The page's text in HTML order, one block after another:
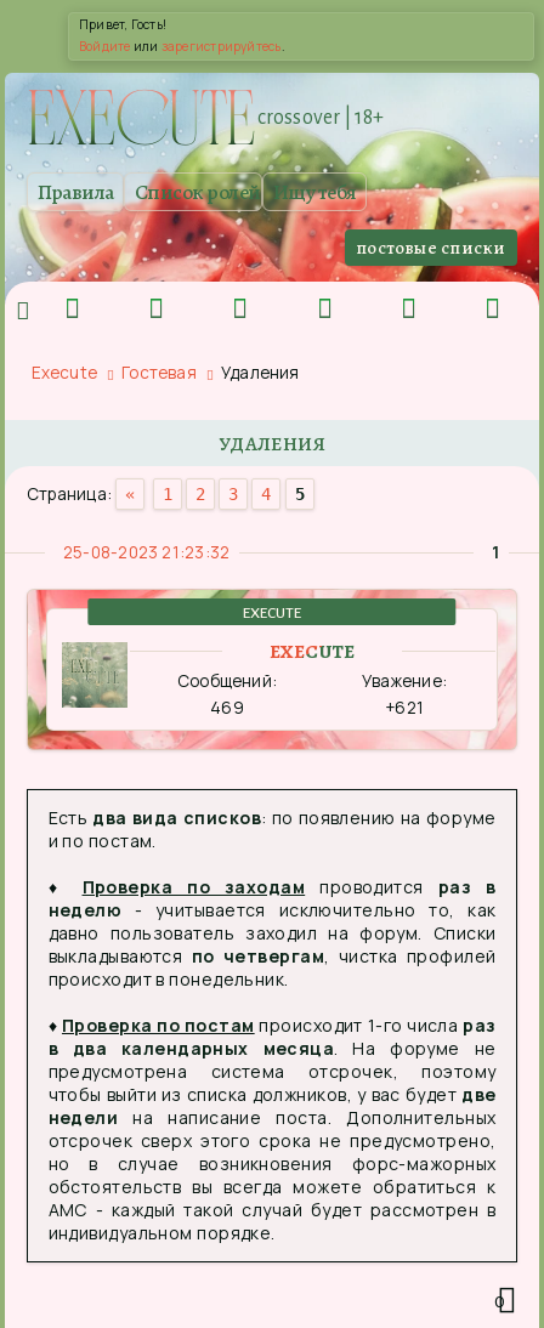
Правила Список ролей Ищу тебя
EXECUTEcrossover | 18+
постовые списки
Привет, Гость!
Войдите или зарегистрируйтесь.
Execute Гостевая Удаления
УДАЛЕНИЯ
Страница: « 1 2 3 4 5
1
25-08-2023 21:23:32
EXECUTE
EXECUTE
Сообщений:
469
Уважение:
+621
Есть два вида списков: по появлению на форуме
и по постам.
♦ Проверка по заходам проводится раз в
неделю - учитывается исключительно то, как
давно пользователь заходил на форум. Списки
выкладываются по четвергам, чистка профилей
происходит в понедельник.
♦ Проверка по постам происходит 1-го числа раз
в два календарных месяца. На форуме не
предусмотрена система отсрочек, поэтому
чтобы выйти из списка должников, у вас будет две
недели на написание поста. Дополнительных
отсрочек сверх этого срока не предусмотрено,
но в случае возникновения форс-мажорных
обстоятельств вы всегда можете обратиться к
АМС - каждый такой случай будет рассмотрен в
индивидуальном порядке.
0